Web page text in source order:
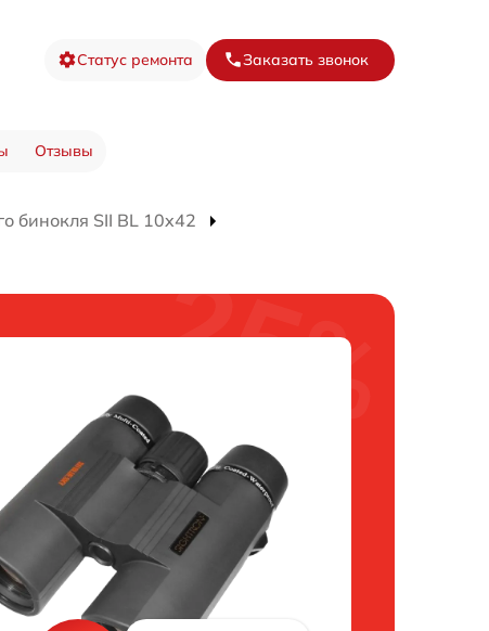
Статус ремонта Заказать звонок
Отзывы
бинокля SII BL 10x42